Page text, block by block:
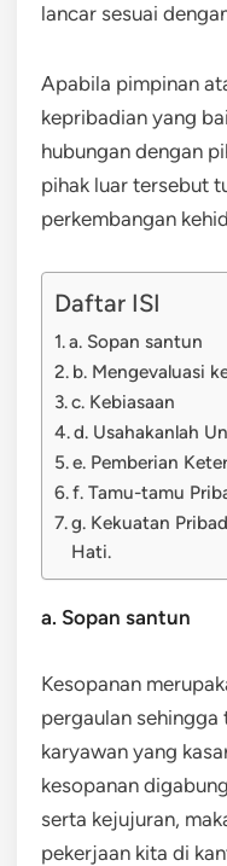
lancar sesuai
Apabila pimpinan
kepribadian yang
hubungan dengan
pihak luar tersebut
perkembangan
Daftar ISI
a. Sopan santun
b. Mengevaluasi
c. Kebiasaan
d. Usahakanlah
e. Pemberian
f. Tamu-tamu
g. Kekuatan
Hati.
a. Sopan santun
Kesopanan
pergaulan
karyawan yang
kesopanan
serta kejujuran,
pekerjaan kita di